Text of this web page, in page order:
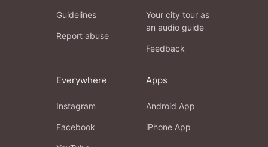
Guidelines
Report abuse
Your city tour as
an audio guide
Feedback
Everywhere
Instagram
Facebook
Apps
Android App
iPhone App